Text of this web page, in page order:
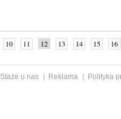
10 11 12 13 14 15 16
Staże u nas Reklama
Polityka